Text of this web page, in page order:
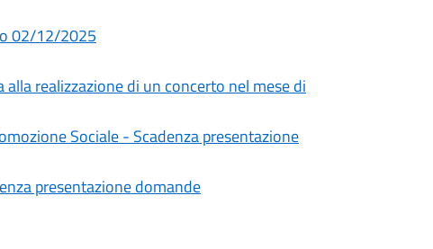
02/12/2025
realizzazione di un concerto nel mese di
Sociale - Scadenza presentazione
presentazione domande